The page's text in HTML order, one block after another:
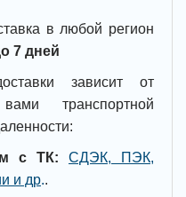
в любой регион
7 дней
зависит от
транспортной
с ТК:
СДЭК, ПЭК,
и др..